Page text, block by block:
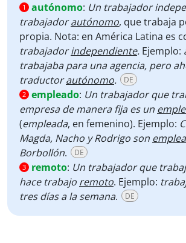
1 autónomo: Un trabajador
trabajadorautónomo, que trabaja
propia. Nota: en América Latina es
trabajadorindependiente. Ejemplo:
trabajaba para una agencia, pero
traductorautónomo. DE
2 empleado: Un trabajador que
empresa de manera fija es un
(empleada, en femenino). Ejemplo:
Magda, Nacho y Rodrigo son
Borbollón. DE
3 remoto: Un trabajador que
hace trabajo remoto. Ejemplo:
tres días a la semana. DE